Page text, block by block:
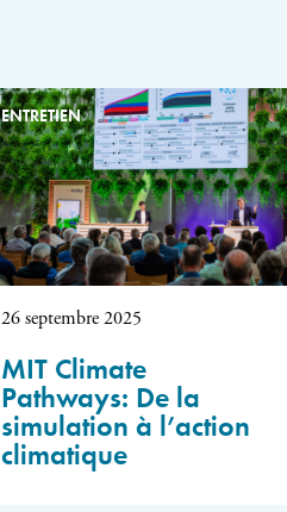
ENTRETIEN
26 septembre 2025
MIT Climate
Pathways: De la
simulation à l’action
climatique